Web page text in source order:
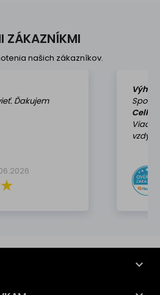
ZÁKAZNÍKMI
našich zákazníkov.
Ďakujem
vzdy k
